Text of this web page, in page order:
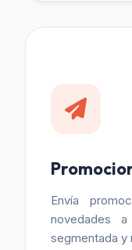
Envía
novedades
segmentada y